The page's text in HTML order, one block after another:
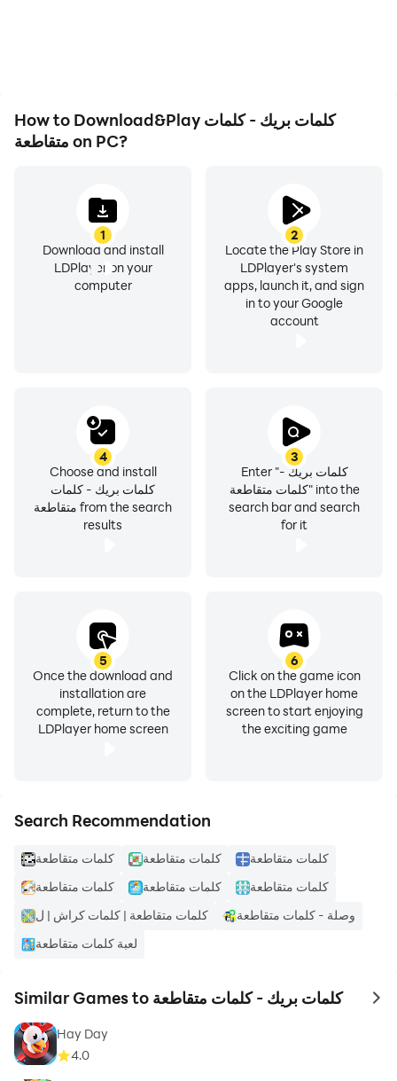
من التطوير
ومسلي صراحة برنامج مفيد ينشط الذاكرة ويستحق التحميل
How to Download&Play كلمات بريك - كلمات
متقاطعة on PC?
1
Download and install
LDPlayer on your
computer
2
Locate the Play Store in
LDPlayer's system
apps, launch it, and sign
in to your Google
account
3
Enter "كلمات بريك -
كلمات متقاطعة" into the
search bar and search
for it
4
Choose and install
كلمات بريك - كلمات
متقاطعة from the search
results
5
Once the download and
installation are
complete, return to the
LDPlayer home screen
6
Click on the game icon
on the LDPlayer home
screen to start enjoying
the exciting game
Search Recommendation
كلمات متقاطعة كلمات متقاطعة
كلمات متقاطعة
كلمات متقاطعة
كلمات متقاطعة
كلمات متقاطعة
كلمات متقاطعة | كلمات كراش | ل
وصلة - كلمات متقاطعة
لعبة كلمات ‏متقاطعة
Similar Games to كلمات بريك - كلمات متقاطعة to
Hay Day
4.0